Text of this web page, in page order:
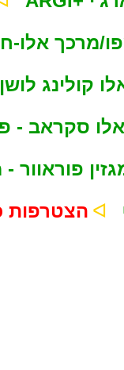
מרכך אלו-
קולינג לושן
אלו סקראב -
פוראוור
הצטרפות ᐊ